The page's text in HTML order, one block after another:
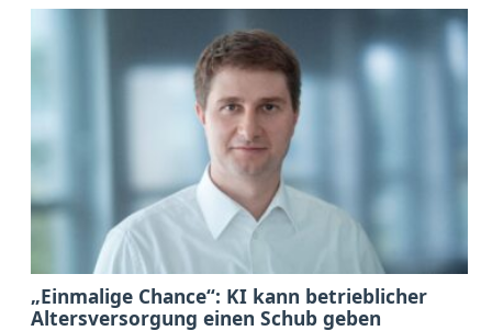
„Einmalige Chance“: KI kann betrieblicher
Altersversorgung einen Schub geben